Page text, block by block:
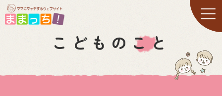
こどものこと